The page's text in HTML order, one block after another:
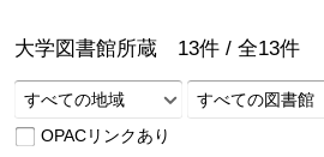
大学図書館所蔵 13件 / 全13件
すべての地域
すべての図書館
OPACリンクあり